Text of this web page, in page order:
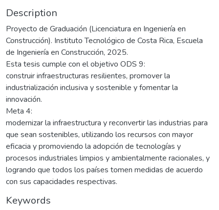
Description
Proyecto de Graduación (Licenciatura en Ingeniería en
Construcción). Instituto Tecnológico de Costa Rica, Escuela
de Ingeniería en Construcción, 2025.
Esta tesis cumple con el objetivo ODS 9:
construir infraestructuras resilientes, promover la
industrialización inclusiva y sostenible y fomentar la
innovación.
Meta 4:
modernizar la infraestructura y reconvertir las industrias para
que sean sostenibles, utilizando los recursos con mayor
eficacia y promoviendo la adopción de tecnologías y
procesos industriales limpios y ambientalmente racionales, y
logrando que todos los países tomen medidas de acuerdo
con sus capacidades respectivas.
Keywords